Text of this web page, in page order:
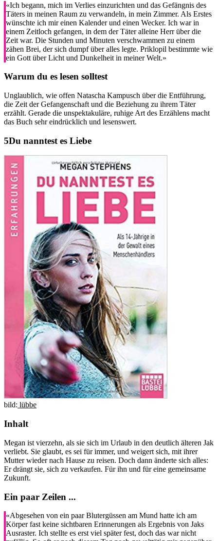
«Ich begann, mich im Verlies einzurichten und das Gefängnis des
Täters in meinen Raum zu verwandeln, in mein Zimmer. Als Erstes
wünschte ich mir einen Kalender und einen Wecker. Ich war in
einem Zeitloch gefangen, in dem der Täter alleine Herr über die
Zeit war. Die Stunden und Minuten verschwammen zu einem
zähen Brei, der sich dumpf über alles legte. Priklopil bestimmte wie
ein Gott über Licht und Dunkelheit in meiner Welt.»
Warum du es lesen solltest
Unglaublich, wie offen Natascha Kampusch über die Entführung,
die Zeit der Gefangenschaft und die Beziehung zu ihrem Täter
erzählt. Gerade die unspektakuläre, ruhige Art des Erzählens macht
das Buch sehr eindrücklich und lesenswert.
Du nanntest es Liebe
bild: lübbe
Inhalt
Megan ist vierzehn, als sie sich im Urlaub in den deutlich älteren Jak
verliebt. Sie glaubt, es sei für immer, und weigert sich, mit ihrer
Mutter wieder nach Hause zu reisen. Doch dann änderte sich alles:
Er drängt sie, sich zu verkaufen. Für ihn und für eine gemeinsame
Zukunft.
Ein paar Zeilen ...
«Abgesehen von ein paar Blutergüssen am Mund hatte ich am
Körper fast keine sichtbaren Erinnerungen als Ergebnis von Jaks
Ausraster. Ich stellte es erst viel später fest, doch das war nicht